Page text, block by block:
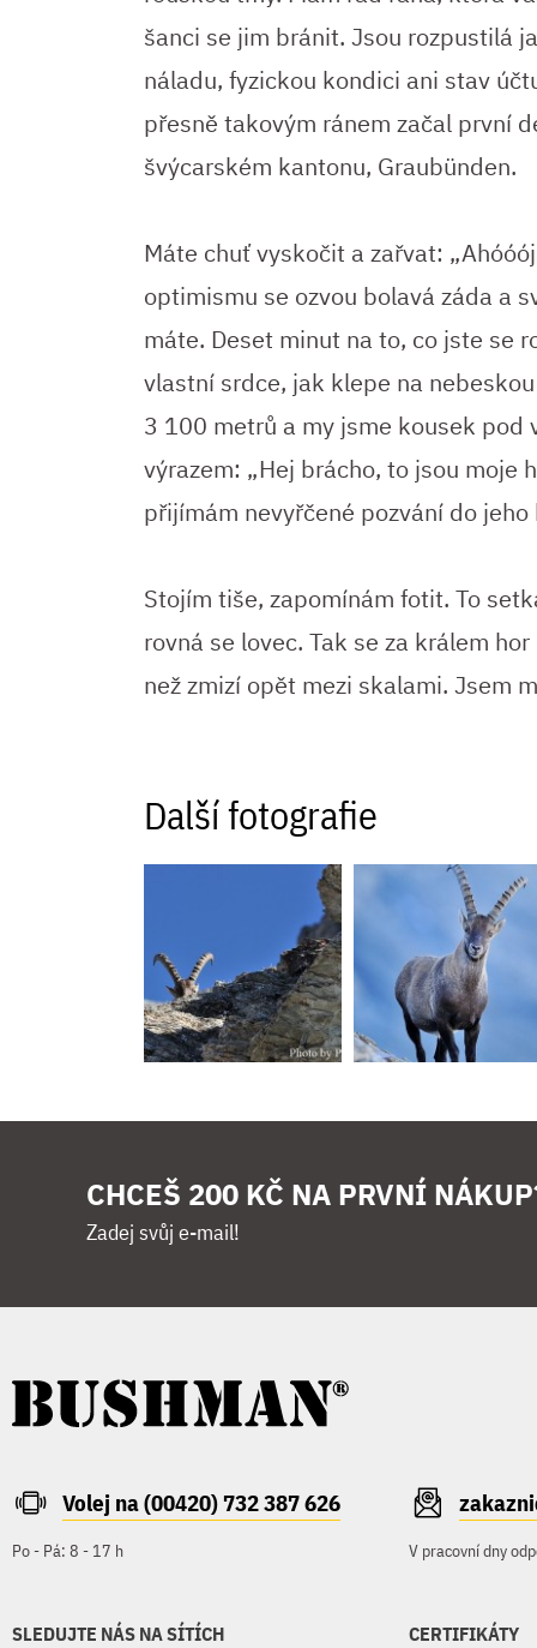
šanci se jim bránit. Jsou rozpustilá
náladu, fyzickou kondici ani stav
přesně takovým ránem začal první
švýcarském kantonu, Graubünden.
Máte chuť vyskočit a zařvat:
optimismu se ozvou bolavá záda a
máte. Deset minut na to, co jste se
vlastní srdce, jak klepe na
3 100 metrů a my jsme kousek pod
výrazem: „Hej brácho, to jsou moje
přijímám nevyřčené pozvání do
Stojím tiše, zapomínám fotit. To
rovná se lovec. Tak se za králem
než zmizí opět mezi skalami. Jsem
Další fotografie
CHCEŠ 200 KČ NA PRVNÍ
Zadej svůj e-mail!
Volej na (00420) 732 387 626
Po - Pá: 8 - 17 h V pracovní dny
SLEDUJTE NÁS NA SÍTÍCH CERTIFIKÁTY